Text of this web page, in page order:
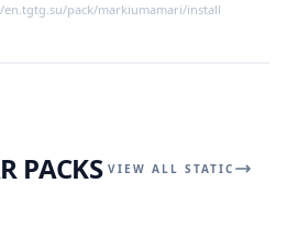
pack/markiumamari/install
PACKS VIEW ALL STATIC